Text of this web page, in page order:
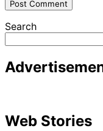
Search
Web Stories